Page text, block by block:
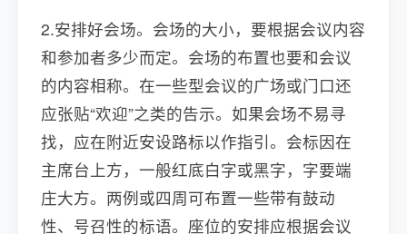
2.安排好会场。会场的大小，要根据会议内容
和参加者多少而定。会场的布置也要和会议
的内容相称。在一些型会议的广场或门口还
应张贴“欢迎”之类的告示。如果会场不易寻
找，应在附近安设路标以作指引。会标因在
主席台上方，一般红底白字或黑字，字要端
庄大方。两例或四周可布置一些带有鼓动
性、号召性的标语。座位的安排应根据会议